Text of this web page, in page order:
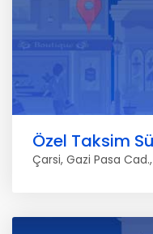
Özel Taksim
Çarsi, Gazi Pasa